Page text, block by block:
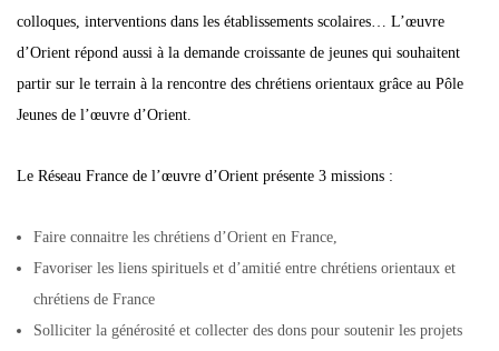
colloques, interventions dans les établissements scolaires… L’œuvre
d’Orient répond aussi à la demande croissante de jeunes qui souhaitent
partir sur le terrain à la rencontre des chrétiens orientaux grâce au Pôle
Jeunes de l’œuvre d’Orient.
Le Réseau France de l’œuvre d’Orient présente 3 missions :
Faire connaitre les chrétiens d’Orient en France,
Favoriser les liens spirituels et d’amitié entre chrétiens orientaux et
chrétiens de France
Solliciter la générosité et collecter des dons pour soutenir les projets